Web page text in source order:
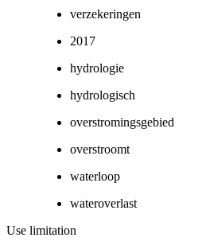
verzekeringen
2017
hydrologie
hydrologisch
overstromingsgebied
overstroomt
waterloop
wateroverlast
Use limitation